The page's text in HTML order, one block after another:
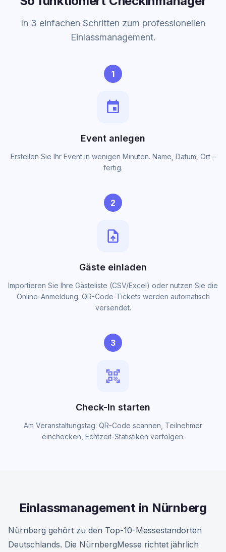
In 3 einfachen Schritten zum professionellen
Einlassmanagement.
1
event
Event anlegen
Erstellen Sie Ihr Event in wenigen Minuten. Name, Datum, Ort –
fertig.
2
upload_file
Gäste einladen
Importieren Sie Ihre Gästeliste (CSV/Excel) oder nutzen Sie die
Online-Anmeldung. QR-Code-Tickets werden automatisch
versendet.
3
qr_code_scanner
Check-In starten
Am Veranstaltungstag: QR-Code scannen, Teilnehmer
einchecken, Echtzeit-Statistiken verfolgen.
Einlassmanagement in Nürnberg
Nürnberg gehört zu den Top-10-Messestandorten
Deutschlands. Die NürnbergMesse richtet jährlich